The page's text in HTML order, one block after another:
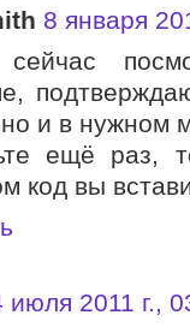
8 января
сейчас
и в нужном
ещё раз,
код вы
июля 2011 г.,